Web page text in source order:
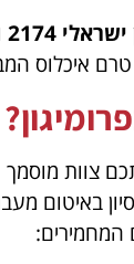
2174
טרם איכלוס
צוות
שנות ניסיון
המחמירים: